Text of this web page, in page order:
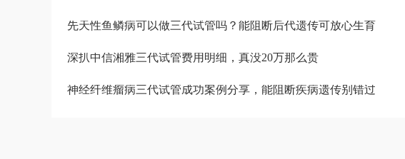
先天性鱼鳞病可以做三代试管吗？能阻断后代遗传可放心生育
深扒中信湘雅三代试管费用明细，真没20万那么贵
神经纤维瘤病三代试管成功案例分享，能阻断疾病遗传别错过